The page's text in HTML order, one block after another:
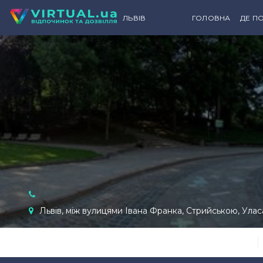
ЛЬВІВ ГОЛОВНА ДЕ
Львів, між вулицями Івана Франка, Стрийською,